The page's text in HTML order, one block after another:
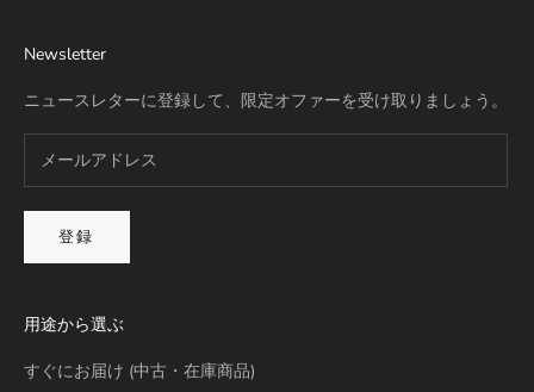
Newsletter
ニュースレターに登録して、限定オファーを受け取りましょう。
登録
用途から選ぶ
すぐにお届け (中古・在庫商品)